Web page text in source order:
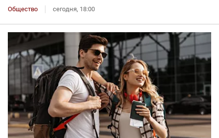
Общество сегодня, 18:00